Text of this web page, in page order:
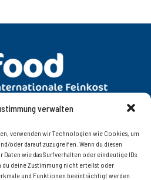
verwalten
verwenden wir Technologien wie Cookies, um
oder darauf zuzugreifen. Wenn du diesen
wie das Surfverhalten oder eindeutige IDs
du deine Zustimmung nicht erteilst oder
und Funktionen beeinträchtigt werden.
IMPRESSUM